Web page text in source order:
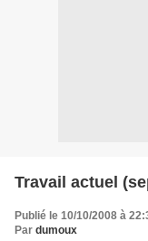
Travail actuel
Publié le 10/10/2008 à
Par dumoux